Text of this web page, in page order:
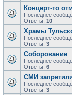
Концерт-то
Последнее
Ответы: 10
Храмы
Последнее
Ответы: 3
Соборование
Последнее
Ответы: 6
СМИ
Последнее
Ответы: 3